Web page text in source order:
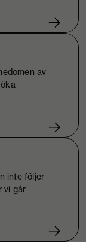
av
inte följer
vi går